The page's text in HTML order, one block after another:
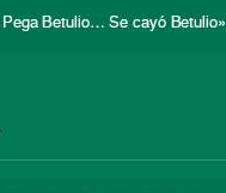
Betulio… Se cayó Betulio»